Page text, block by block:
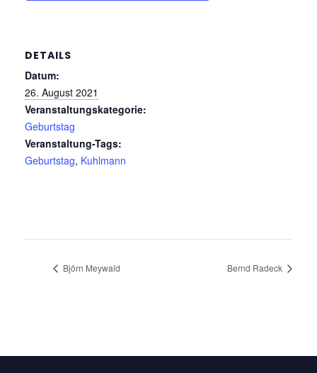
DETAILS
Datum:
26. August 2021
Veranstaltungskategorie:
Geburtstag
Veranstaltung-Tags:
Geburtstag, Kuhlmann
Björn Meywald Bernd Radeck